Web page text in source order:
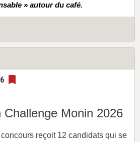
» autour du café.
Monin 2026
reçoit 12 candidats qui se